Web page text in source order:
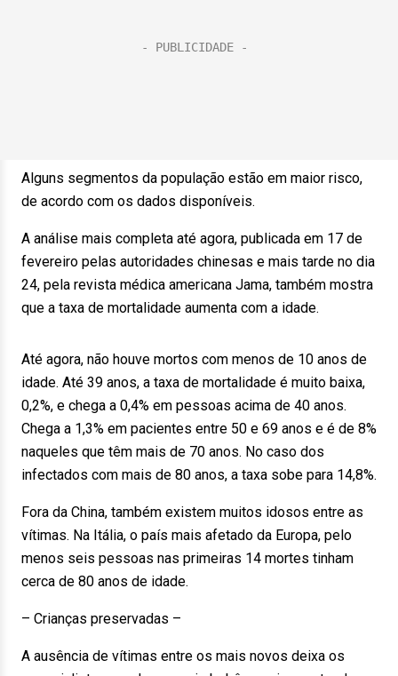
Alguns segmentos da população estão em maior risco,
de acordo com os dados disponíveis.
A análise mais completa até agora, publicada em 17 de
fevereiro pelas autoridades chinesas e mais tarde no dia
24, pela revista médica americana Jama, também mostra
que a taxa de mortalidade aumenta com a idade.
Até agora, não houve mortos com menos de 10 anos de
idade. Até 39 anos, a taxa de mortalidade é muito baixa,
0,2%, e chega a 0,4% em pessoas acima de 40 anos.
Chega a 1,3% em pacientes entre 50 e 69 anos e é de 8%
naqueles que têm mais de 70 anos. No caso dos
infectados com mais de 80 anos, a taxa sobe para 14,8%.
Fora da China, também existem muitos idosos entre as
vítimas. Na Itália, o país mais afetado da Europa, pelo
menos seis pessoas nas primeiras 14 mortes tinham
cerca de 80 anos de idade.
– Crianças preservadas –
A ausência de vítimas entre os mais novos deixa os